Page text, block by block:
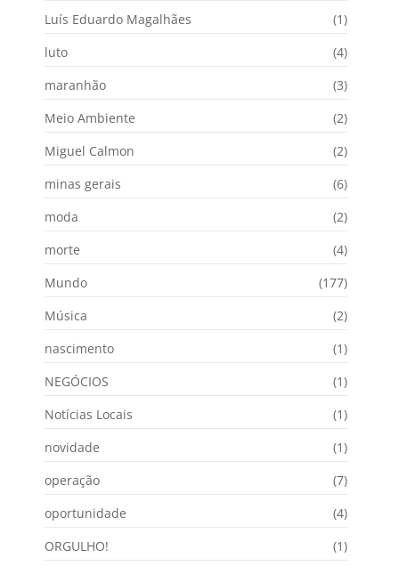
Luís Eduardo Magalhães
(1)
luto
(4)
maranhão
(3)
Meio Ambiente
(2)
Miguel Calmon
(2)
minas gerais
(6)
moda
(2)
morte
(4)
Mundo
(177)
Música
(2)
nascimento
(1)
NEGÓCIOS
(1)
Notícias Locais
(1)
novidade
(1)
operação
(7)
oportunidade
(4)
ORGULHO!
(1)